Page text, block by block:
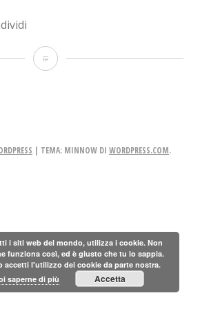
Sui
| TEMA: MINNOW DI WORDPRESS.COM.
i siti web del mondo, utilizza i cookie. Non
funziona così, ed è giusto che tu lo sappia.
accetti l'utilizzo dei cookie da parte nostra.
saperne di più
Accetta